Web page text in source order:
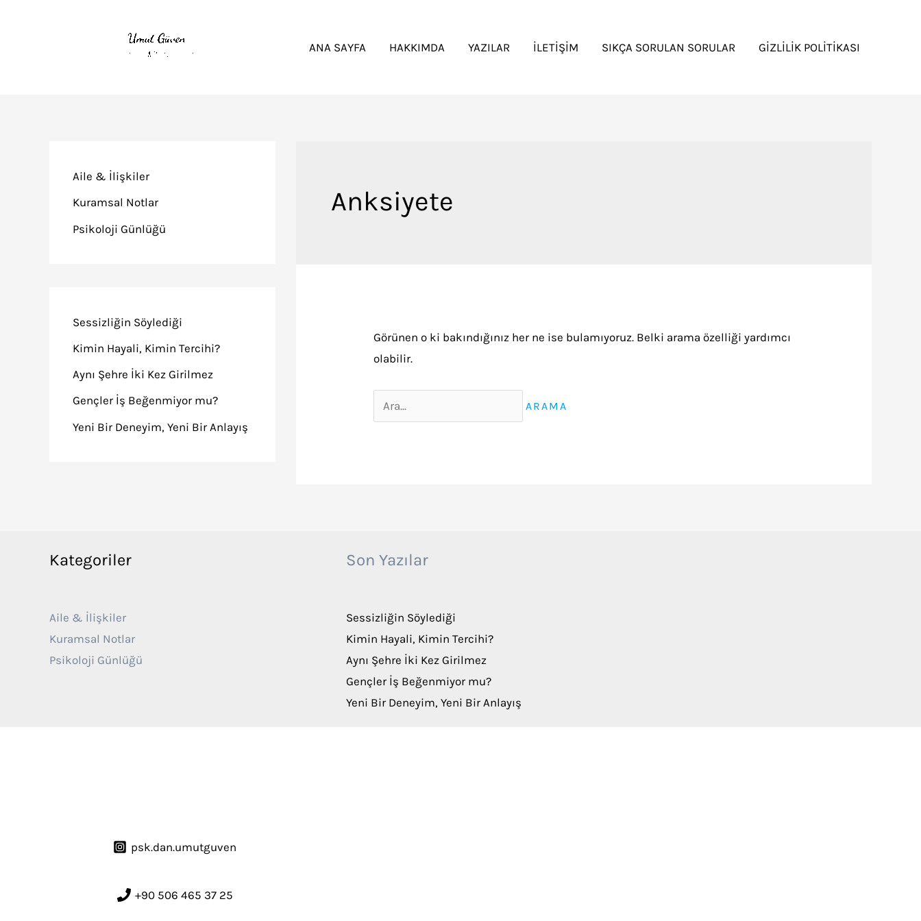
ANA SAYFA
HAKKIMDA YAZILAR İLETIŞIM SIKÇA SORULAN SORULAR GIZLILIK POLITIKASI
Aile & İlişkiler
Kuramsal Notlar
Psikoloji Günlüğü
Sessizliğin Söylediği
Kimin Hayali, Kimin Tercihi?
Aynı Şehre İki Kez Girilmez
Gençler İş Beğenmiyor mu?
Yeni Bir Deneyim, Yeni Bir Anlayış
Anksiyete
Görünen o ki bakındığınız her ne ise bulamıyoruz. Belki arama özelliği yardımcı
olabilir.
Search
for:
Kategoriler
Aile & İlişkiler
Kuramsal Notlar
Psikoloji Günlüğü
Son Yazılar
Sessizliğin Söylediği
Kimin Hayali, Kimin Tercihi?
Aynı Şehre İki Kez Girilmez
Gençler İş Beğenmiyor mu?
Yeni Bir Deneyim, Yeni Bir Anlayış
psk.dan.umutguven
+90 506 465 37 25